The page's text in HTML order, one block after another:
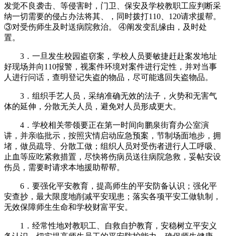
发觉不良袭击、等侵害时，门卫、保安及学校教职工应判断采
纳一切需要的侵占办法将其、，同时拨打110、120请求援帮。
③对受伤师生及时送病院救治。 ④阐发变乱缘由，及时处
置。
3．一旦发生校园盗窃案，学校人员要敏捷赶赴案发地址
好现场并向110报警，视案件环境对案件进行定性，并对当事
人进行问话，查明登记失盗的物品，尽可能逃回失盗物品。
3．组织手艺人员，采纳准确无效的法子，火势和无害气
体的延伸，分散无关人员，避免对人员形成更大。
4．学校相关带领要正在第一时间向鹏泉街育办公室演
讲，并亲临批示，按照灾情启动应急预案，节制场面地步，拥
堵，做员疏导、分散工做；组织人员对受伤者进行人工呼吸、
止血等应吃紧救措置，尽快将伤病员送往病院急救，妥帖安设
伤员，需要时请求本地援助帮帮。
6．要强化平安教育，提高师生的平安防备认识；强化平
安查抄，最大限度地削减平安现患；落实各项平安工做轨制，
无效保障师生生命和学校财富平安。
1．经常性地对教职工、自救自护教育，安稳树立平安义